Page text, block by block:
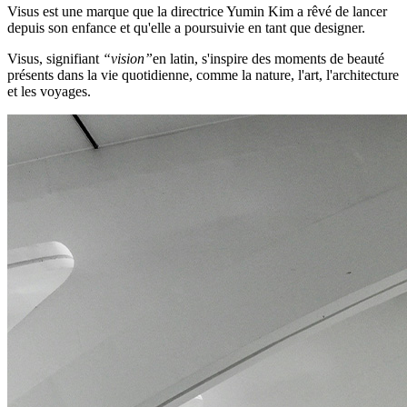
Visus est une marque que la directrice Yumin Kim a rêvé de lancer
depuis son enfance et qu'elle a poursuivie en tant que designer.
Visus, signifiant “vision”en latin, s'inspire des moments de beauté
présents dans la vie quotidienne, comme la nature, l'art, l'architecture
et les voyages.